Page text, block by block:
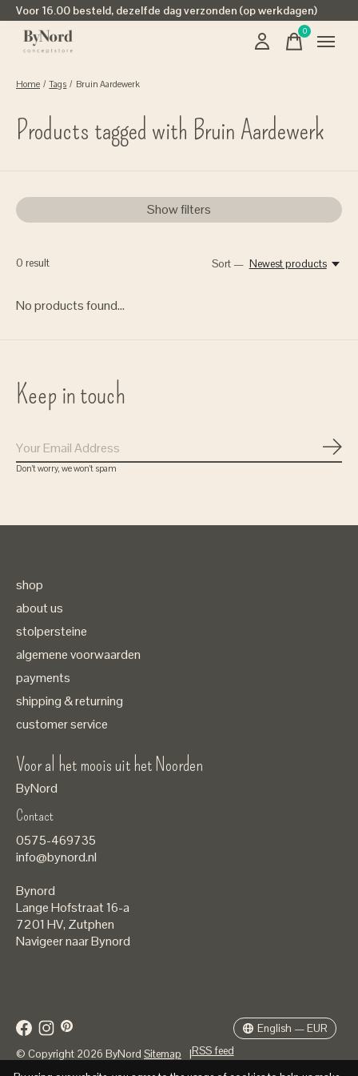
Voor 16.00 besteld, dezelfde dag verzonden (op werkdagen)
0items
Home / Tags / Bruin Aardewerk
Products tagged with Bruin Aardewerk
Show filters
0 result Sort — Newest products
No products found...
Keep in touch
Don’t worry, we won’t spam
shop
about us
stolpersteine
algemene voorwaarden
payments
shipping & returning
customer service
Voor al het moois uit het Noorden
ByNord
Contact
0575-469735
info@bynord.nl
Bynord
Lange Hofstraat 16-a
7201 HV, Zutphen
Navigeer naar Bynord
© Copyright 2026 ByNord Sitemap |RSS feed
English — EUR